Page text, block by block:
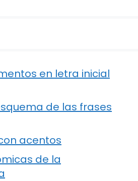
en letra inicial
de las frases
acentos
de la